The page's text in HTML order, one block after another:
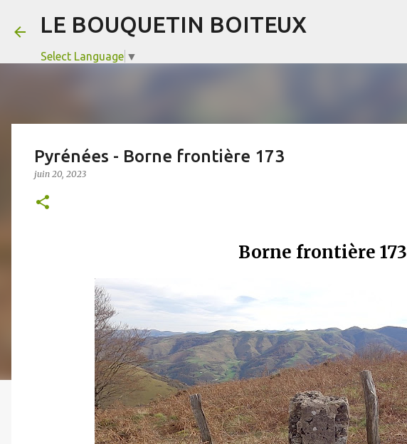
LE BOUQUETIN BOITEUX
Select Language ▼
Pyrénées - Borne frontière 173
juin 20, 2023
Borne frontière 173